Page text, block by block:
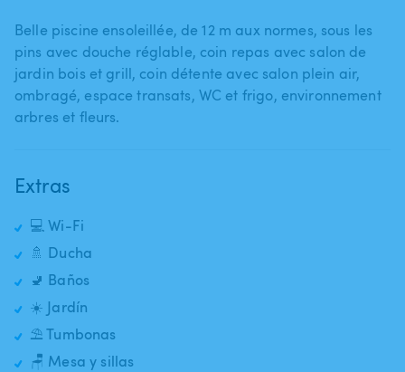
Belle piscine ensoleillée​,​ de 12 m aux normes​,​ sous les
pins avec douche réglable​,​ coin repas avec salon de
jardin bois et grill​,​ coin détente avec salon plein air​,​
ombragé​,​ espace transats​,​ WC et frigo​,​ environnement
arbres et fleurs.
Extras
💻 Wi-Fi
🚿 Ducha
🚽 Baños
☀️ Jardín
⛱️ Tumbonas
🪑 Mesa y sillas